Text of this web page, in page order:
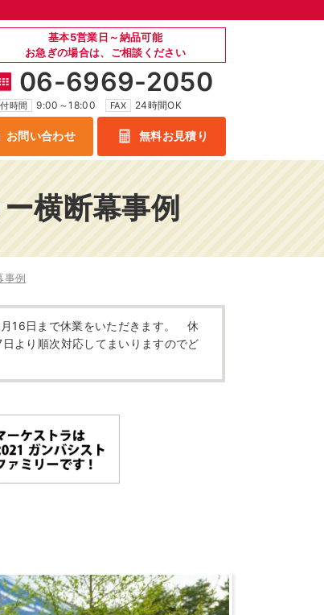
基本5営業日～納品可能
お急ぎの場合は、ご相談ください
06-6969-2050
時間 9:00～18:00 FAX 24時間OK
横断幕 ビーチバレー横断幕
陸上横断幕
お問い合わせ 無料お見積り
横断幕事例
例
16日まで休業をいただきます。 休
より順次対応してまいりますのでど